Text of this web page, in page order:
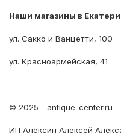
Наши магазины в
ул. Сакко и Ванцетти, 100
ул. Красноармейская, 41
© 2025 - antique-center.ru
ИП Алексин Алексей